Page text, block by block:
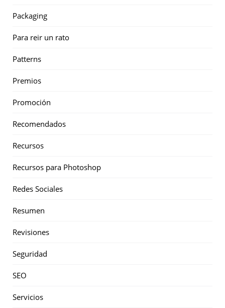
Packaging
Para reir un rato
Patterns
Premios
Promoción
Recomendados
Recursos
Recursos para Photoshop
Redes Sociales
Resumen
Revisiones
Seguridad
SEO
Servicios